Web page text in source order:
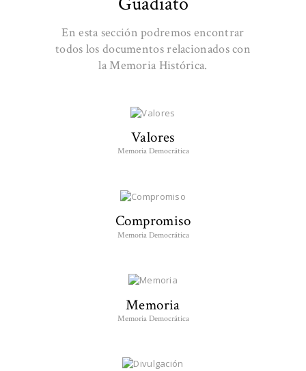
En esta sección podremos encontrar
todos los documentos relacionados con
la Memoria Histórica.
Valores
Memoria Democrática
Compromiso
Memoria Democrática
Memoria
Memoria Democrática